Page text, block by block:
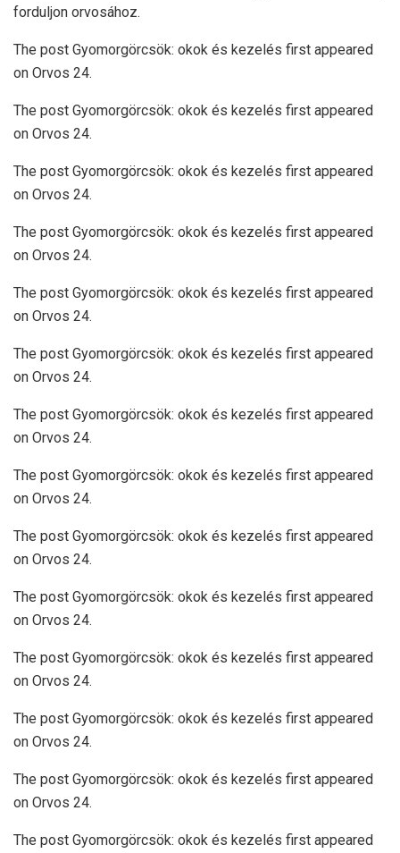
forduljon orvosához.
The post Gyomorgörcsök: okok és kezelés first appeared
on Orvos 24.
The post Gyomorgörcsök: okok és kezelés first appeared
on Orvos 24.
The post Gyomorgörcsök: okok és kezelés first appeared
on Orvos 24.
The post Gyomorgörcsök: okok és kezelés first appeared
on Orvos 24.
The post Gyomorgörcsök: okok és kezelés first appeared
on Orvos 24.
The post Gyomorgörcsök: okok és kezelés first appeared
on Orvos 24.
The post Gyomorgörcsök: okok és kezelés first appeared
on Orvos 24.
The post Gyomorgörcsök: okok és kezelés first appeared
on Orvos 24.
The post Gyomorgörcsök: okok és kezelés first appeared
on Orvos 24.
The post Gyomorgörcsök: okok és kezelés first appeared
on Orvos 24.
The post Gyomorgörcsök: okok és kezelés first appeared
on Orvos 24.
The post Gyomorgörcsök: okok és kezelés first appeared
on Orvos 24.
The post Gyomorgörcsök: okok és kezelés first appeared
on Orvos 24.
The post Gyomorgörcsök: okok és kezelés first appeared